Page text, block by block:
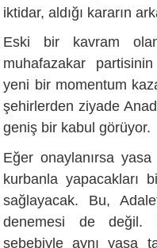
iktidar, aldığı kararın
Eski bir kavram olan
muhafazakar
yeni bir momentum
şehirlerden ziyade
geniş bir kabul görüyor.
Eğer onaylanırsa yasa
kurbanla yapacakları
sağlayacak. Bu,
denemesi de değil.
sebebiyle aynı yasa